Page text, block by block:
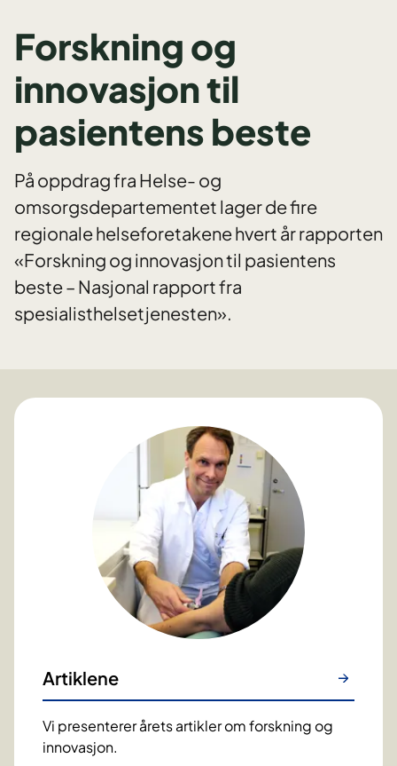
Forskning og
innovasjon til
pasientens beste
På oppdrag fra Helse- og
omsorgsdepartementet lager de fire
regionale helseforetakene hvert år rapporten
«Forskning og innovasjon til pasientens
beste – Nasjonal rapport fra
spesialisthelsetjenesten».
Artiklene
Vi presenterer årets artikler om forskning og
innovasjon.